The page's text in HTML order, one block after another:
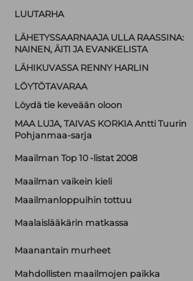
LUUTARHA
LÄHETYSSAARNAAJA ULLA RAASSINA:
NAINEN, ÄITI JA EVANKELISTA
LÄHIKUVASSA RENNY HARLIN
LÖYTÖTAVARAA
Löydä tie keveään oloon
MAA LUJA, TAIVAS KORKIA Antti Tuurin
Pohjanmaa-sarja
Maailman Top 10 -listat 2008
Maailman vaikein kieli
Maailmanloppuihin tottuu
Maalaislääkärin matkassa
Maanantain murheet
Mahdollisten maailmojen paikka